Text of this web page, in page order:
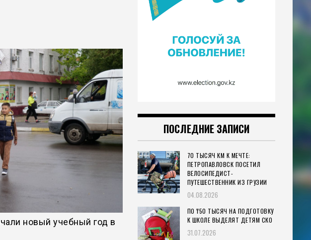
новый учебный год в
ПОСЛЕДНИЕ ЗАПИСИ
70 ТЫСЯЧ КМ К МЕЧТЕ:
ПЕТРОПАВЛОВСК ПОСЕТИЛ
ВЕЛОСИПЕДИСТ-
ПУТЕШЕСТВЕННИК ИЗ ГРУЗИИ
04.08.2026
ПО ₸50 ТЫСЯЧ НА ПОДГОТОВКУ
К ШКОЛЕ ВЫДЕЛЯТ ДЕТЯМ СКО
31.07.2026